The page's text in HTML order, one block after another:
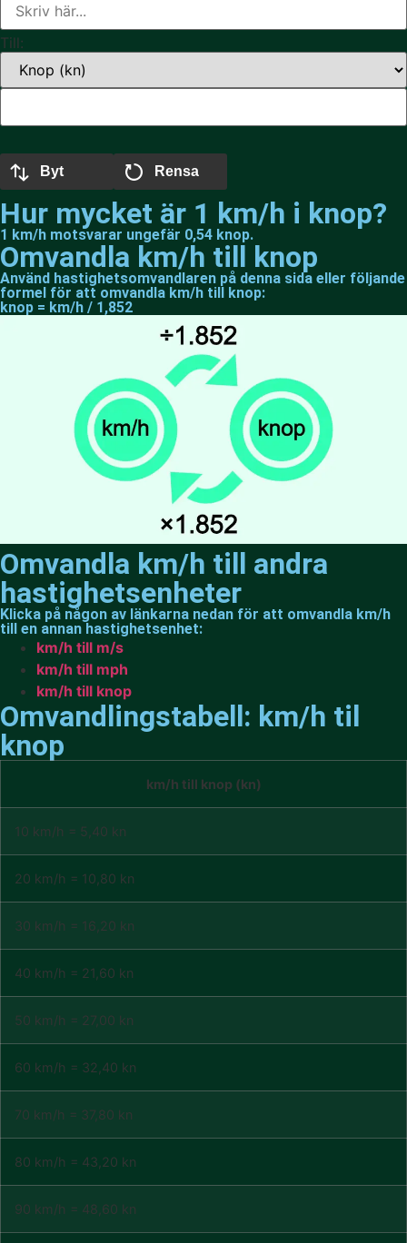
Till:
Byt Rensa
Hur mycket är 1 km/h i knop?
1 km/h motsvarar ungefär 0,54 knop.
Omvandla km/h till knop
Använd hastighetsomvandlaren på denna sida eller följande
formel för att omvandla km/h till knop:
knop = km/h / 1,852
Omvandla km/h till andra
hastighetsenheter
Klicka på någon av länkarna nedan för att omvandla km/h
till en annan hastighetsenhet:
km/h till m/s
km/h till mph
km/h till knop
Omvandlingstabell: km/h til
knop
km/h till knop (kn)
10 km/h = 5,40 kn
20 km/h = 10,80 kn
30 km/h = 16,20 kn
40 km/h = 21,60 kn
50 km/h = 27,00 kn
60 km/h = 32,40 kn
70 km/h = 37,80 kn
80 km/h = 43,20 kn
90 km/h = 48,60 kn